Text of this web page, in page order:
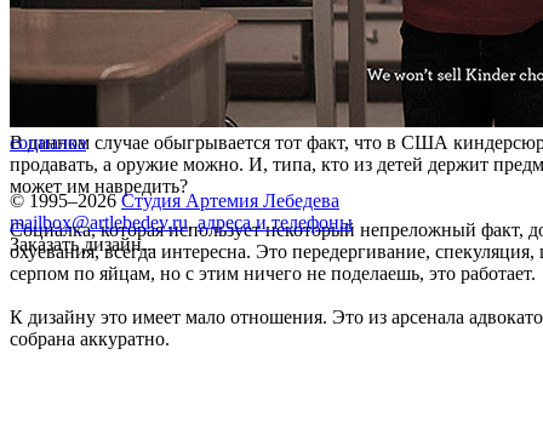
В данном случае обыгрывается тот факт, что в США
продавать, а оружие можно. И, типа, кто из детей держит
может им навредить?
Социалка, которая использует некоторый непреложный факт,
охуевания, всегда интересна. Это передергивание,
серпом по яйцам, но с этим ничего не поделаешь, это работает.
К дизайну это имеет мало отношения. Это из арсенала
собрана аккуратно.
социалка
© 1995–2026 Студия Артемия Лебедева
mailbox@artlebedev.ru, адреса и телефоны
Заказать дизайн...